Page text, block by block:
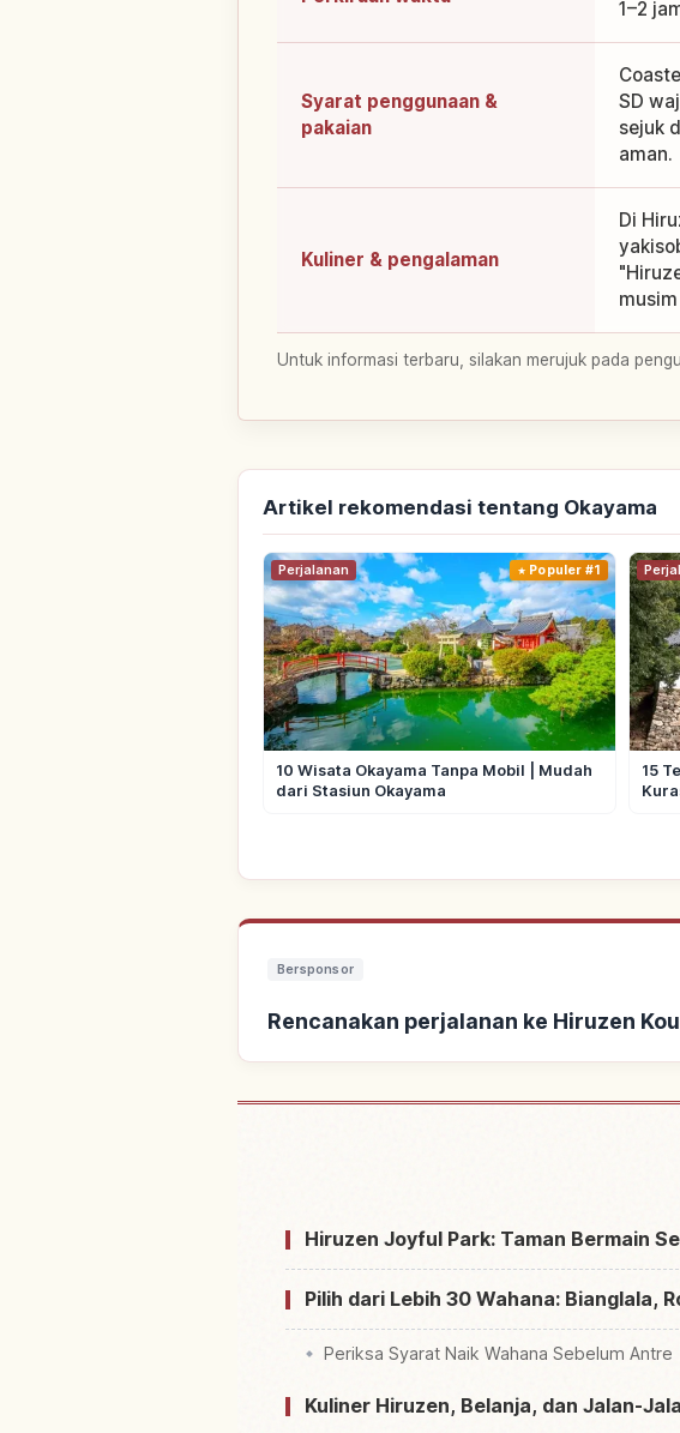
1–2
Syarat penggunaan &
pakaian
SD
sejuk
aman.
Kuliner & pengalaman
Di
Untuk informasi terbaru, silakan merujuk pada
Artikel rekomendasi tentang Okayama
Perjalanan Populer #1
10 Wisata Okayama Tanpa Mobil | Mudah
dari Stasiun Okayama
15
Bersponsor
Rencanakan perjalanan ke Hiruzen
Hiruzen Joyful Park: Taman Bermain
Pilih dari Lebih 30 Wahana: Bianglala,
Periksa Syarat Naik Wahana Sebelum Antre
Kuliner Hiruzen, Belanja, dan Jalan-